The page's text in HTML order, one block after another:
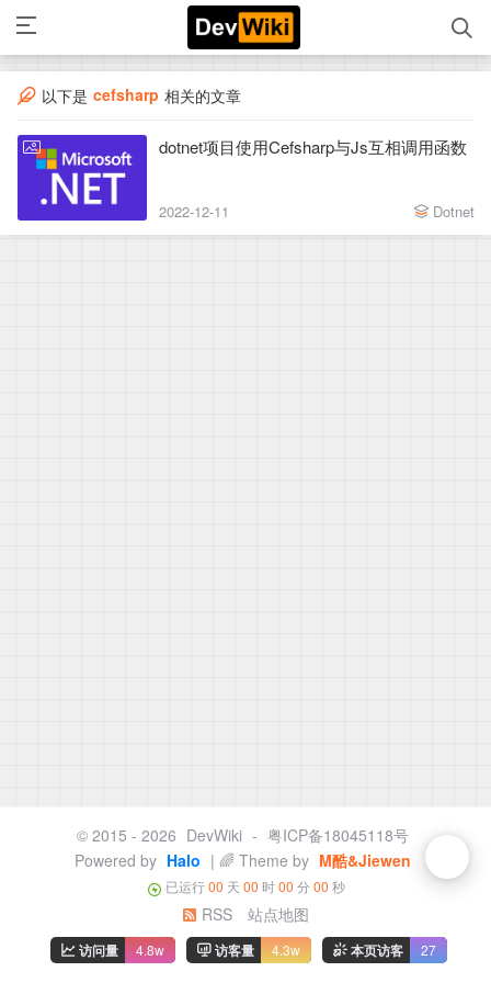
以下是 cefsharp 相关的文章
dotnet项目使用Cefsharp与Js互相调用函数
2022-12-11 Dotnet
© 2015 - 2026 DevWiki - 粤ICP备18045118号
Powered by Halo | 🌈 Theme by M酷&Jiewen
已运行00 天 00 时00 分 00 秒
RSS 站点地图
访问量 4.8w 访客量 4.3w 本页访客 27